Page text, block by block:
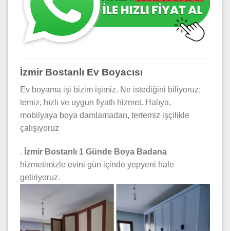
İzmir Bostanlı Ev Boyacısı
Ev boyama işi bizim işimiz. Ne istediğini biliyoruz;
temiz, hızlı ve uygun fiyatlı hizmet. Halıya,
mobilyaya boya damlamadan, tertemiz işçilikle
çalışıyoruz
. İzmir Bostanlı 1 Günde Boya Badana
hizmetimizle evini gün içinde yepyeni hale
getiriyoruz.